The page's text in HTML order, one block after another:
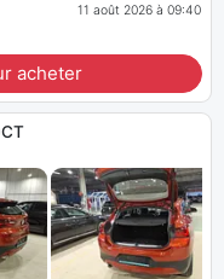
11 août 2026 à 09:40
acheter